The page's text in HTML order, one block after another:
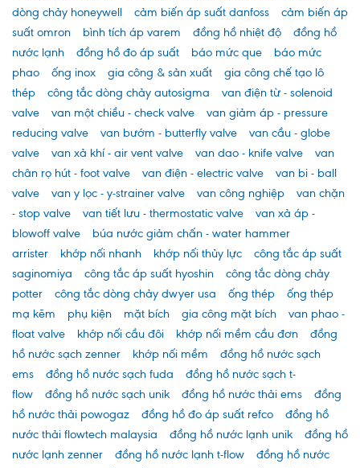
dòng chảy honeywell
cảm biến áp suất danfoss
cảm biến áp
suất omron
bình tích áp varem đồng hồ nhiệt độ
đồng hồ
nước lạnh
đồng hồ đo áp suất báo mức que
báo mức
phao
ống inox gia công & sản xuất
gia công chế tạo lô
thép
công tắc dòng chảy autosigma
van điện từ - solenoid
valve
van một chiều - check valve
van giảm áp - pressure
reducing valve
van bướm - butterfly valve
van cầu - globe
valve
van xả khí - air vent valve van dao - knife valve
van
chân rọ hút - foot valve
van điện - electric valve
van bi - ball
valve
van y lọc - y-strainer valve van công nghiệp
van chặn
- stop valve
van tiết lưu - thermostatic valve
van xả áp -
blowoff valve
búa nước giảm chấn - water hammer
arrister
khớp nối nhanh khớp nối thủy lực
công tắc áp suất
saginomiya
công tắc áp suất hyoshin
công tắc dòng chảy
potter
công tắc dòng chảy dwyer usa ống thép
ống thép
mạ kẽm
phụ kiện mặt bích gia công mặt bích
van phao -
float valve
khớp nối cầu đôi khớp nối mềm cầu đơn
đồng
hồ nước sạch zenner
khớp nối mềm
đồng hồ nước sạch
ems
đồng hồ nước sạch fuda
đồng hồ nước sạch t-
flow
đồng hồ nước sạch unik đồng hồ nước thải ems
đồng
hồ nước thải powogaz
đồng hồ đo áp suất refco
đồng hồ
nước thải flowtech malaysia
đồng hồ nước lạnh unik
đồng hồ
nước lạnh zenner
đồng hồ nước lạnh t-flow
đồng hồ nước